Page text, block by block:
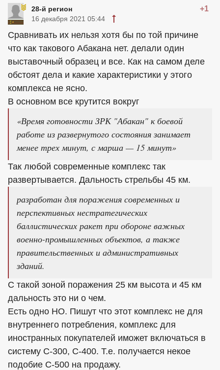
28-й регион +1
16 декабря 2021 05:44
Сравнивать их нельзя хотя бы по той причине
что как такового Абакана нет. делали один
выставочный образец и все. Как на самом деле
обстоят дела и какие характеристики у этого
комплекса не ясно.
В основном все крутится вокруг
«Время готовности ЗРК "Абакан" к боевой
работе из развернутого состояния занимает
менее трех минут, с марша — 15 минут»
Так любой современные комплекс так
развертывается. Дальность стрельбы 45 км.
разработан для поражения современных и
перспективных нестратегических
баллистических ракет при обороне важных
военно-промышленных объектов, а также
правительственных и административных
зданий.
С такой зоной поражения 25 км высота и 45 км
дальность это ни о чем.
Есть одно НО. Пишут что этот комплекс не для
внутреннего потребления, комплекс для
иностранных покупателей иможет включаться в
систему С-300, С-400. Т.е. получается некое
подобие С-500 на продажу.